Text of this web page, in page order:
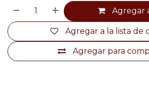
Agregar
Agregar para
Agregar a la lista de